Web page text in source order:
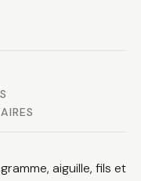
aiguille, fils et